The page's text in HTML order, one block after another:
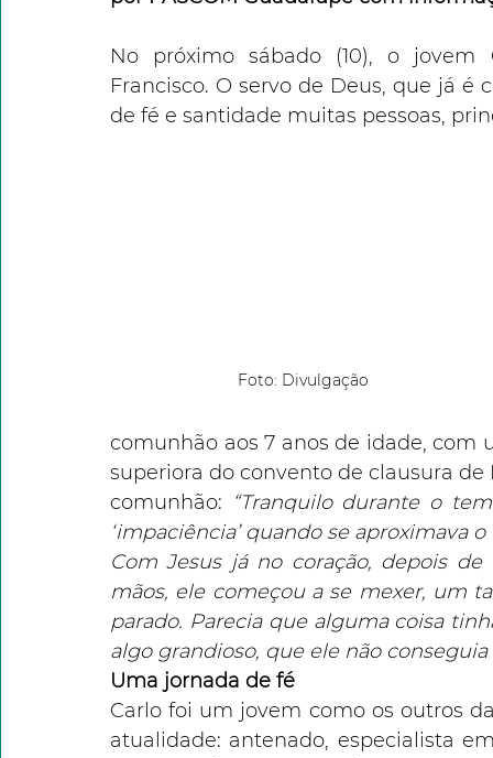
No próximo sábado (10), o
Francisco. O servo de Deus, que já é
de fé e santidade muitas pessoas,
Foto: Divulgação
comunhão aos 7 anos de idade, com
superiora do convento de clausura
comunhão: “Tranquilo durante o
‘impaciência’ quando se aproximava
Com Jesus já no coração, depois
mãos, ele começou a se mexer, um
parado. Parecia que alguma coisa
algo grandioso, que ele não conseguia
Uma jornada de fé
Carlo foi um jovem como os outros
atualidade: antenado, especialista